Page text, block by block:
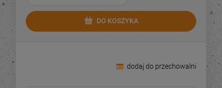
DO KOSZYKA
dodaj do przechowalni